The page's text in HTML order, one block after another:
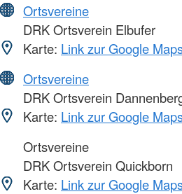
Ortsvereine
DRK Ortsverein Elbufer
Karte: Link zur Google
Ortsvereine
DRK Ortsverein
Karte: Link zur Google
Ortsvereine
DRK Ortsverein Quickborn
Karte: Link zur Google